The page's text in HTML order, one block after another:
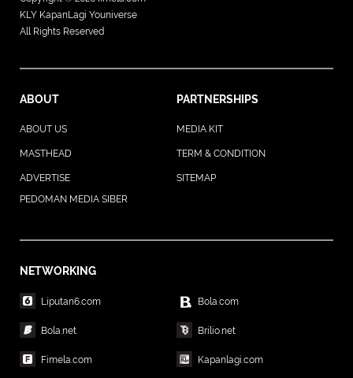
KLY KapanLagi Youniverse
All Rights Reserved
ABOUT PARTNERSHIPS
ABOUT US MEDIA KIT
MASTHEAD TERM & CONDITION
ADVERTISE
SITEMAP
PEDOMAN MEDIA SIBER
NETWORKING
Liputan6.com Bola.com
Bola.net Brilio.net
Fimela.com Kapanlagi.com